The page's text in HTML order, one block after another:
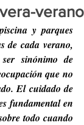
verano
y parques
de cada verano,
sinónimo de
que no
El cuidado de
fundamental en
todo cuando